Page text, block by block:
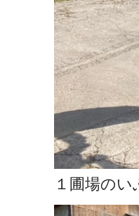
１圃場の